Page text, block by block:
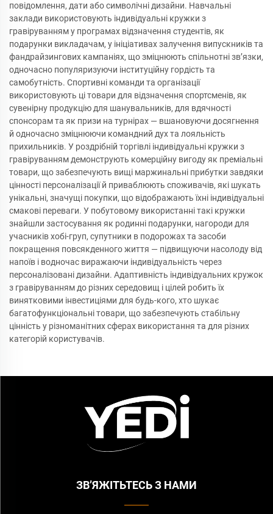
повідомлення, дати або символічні дизайни. Навчальні
заклади використовують індивідуальні кружки з
гравіруванням у програмах відзначення студентів, як
подарунки викладачам, у ініціативах залучення випускників та
фандрайзингових кампаніях, що зміцнюють спільнотні зв’язки,
одночасно популяризуючи інституційну гордість та
самобутність. Спортивні команди та організації
використовують ці товари для відзначення спортсменів, як
сувенірну продукцію для шанувальників, для вдячності
спонсорам та як призи на турнірах — вшановуючи досягнення
й одночасно зміцнюючи командний дух та лояльність
прихильників. У роздрібній торгівлі індивідуальні кружки з
гравіруванням демонструють комерційну вигоду як преміальні
товари, що забезпечують вищі маржинальні прибутки завдяки
цінності персоналізації й приваблюють споживачів, які шукать
унікальні, значущі покупки, що відображають їхні індивідуальні
смакові переваги. У побутовому використанні такі кружки
знайшли застосування як родинні подарунки, нагороди для
учасників хобі-груп, супутники в подорожах та засоби
покращення повсякденного життя — підвищуючи насолоду від
напоїв і водночас виражаючи індивідуальність через
персоналізовані дизайни. Адаптивність індивідуальних кружок
з гравіруванням до різних середовищ і цілей робить їх
винятковими інвестиціями для будь-кого, хто шукає
багатофункціональні товари, що забезпечують стабільну
цінність у різноманітних сферах використання та для різних
категорій користувачів.
ЗВ’ЯЖІТЬТЕСЬ З НАМИ